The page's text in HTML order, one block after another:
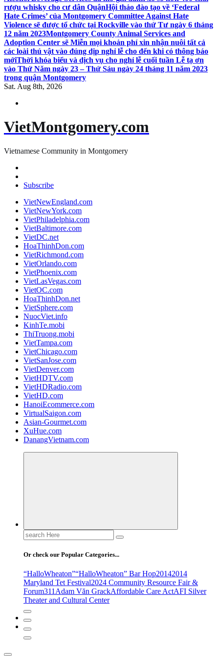
rượu whisky cho cư dân QuậnHội thảo đào tạo về ‘Federal
Hate Crimes’ của Montgomery Committee Against Hate
Violence sẽ được tổ chức tại Rockville vào thứ Tư ngày 6 tháng
12 năm 2023Montgomery County Animal Services and
Adoption Center sẽ Miễn mọi khoản phí xin nhận nuôi tất cả
các loài thú vật vào đúng dịp nghỉ lễ cho đến khi có thông báo
mớiThời khóa biểu và dịch vụ cho nghỉ lễ cuối tuần Lễ tạ ơn
vào Thứ Năm ngày 23 – Thứ Sáu ngày 24 tháng 11 năm 2023
trong quận Montgomery
Sat. Aug 8th, 2026
VietMontgomery.com
Vietnamese Community in Montgomery
Subscribe
VietNewEngland.com
VietNewYork.com
VietPhiladelphia.com
VietBaltimore.com
VietDC.net
HoaThinhDon.com
VietRichmond.com
VietOrlando.com
VietPhoenix.com
VietLasVegas.com
VietOC.com
HoaThinhDon.net
VietSphere.com
NuocViet.info
KinhTe.mobi
ThiTruong.mobi
VietTampa.com
VietChicago.com
VietSanJose.com
VietDenver.com
VietHDTV.com
VietHDRadio.com
VietHD.com
HanoiEcommerce.com
VirtualSaigon.com
Asian-Gourmet.com
XuHue.com
DanangVietnam.com
Search
for:
Or check our Popular Categories...
“HalloWheaton”“HalloWheaton” Bar Hop20142014
Maryland Tet Festival2024 Community Resource Fair &
Forum311 Adam Văn GrackAffordable Care ActAFI Silver
Theater and Cultural Center